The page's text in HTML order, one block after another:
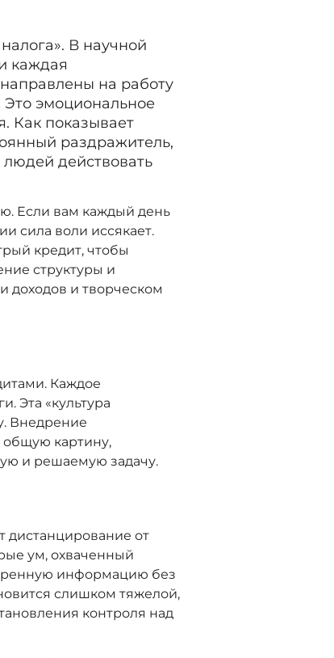
В научной
каждая
на работу
Это эмоциональное
Как показывает
раздражитель,
действовать
Если вам каждый день
сила воли иссякает.
кредит, чтобы
структуры и
доходов и творческом
Каждое
Эта «культура
Внедрение
картину,
и решаемую задачу.
дистанцирование от
ум, охваченный
информацию без
слишком тяжелой,
контроля над